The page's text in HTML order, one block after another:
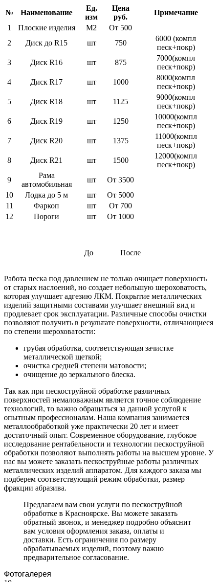
№ Наименование
Ед.
изм
Цена
руб.
Примечание
1
Плоские изделия М2
От 500
2
Диск до R15 шт 750
6000 (компл
песк+покр)
3
Диск R16 шт 875
7000(компл
песк+покр)
4
Диск R17 шт 1000
8000(компл
песк+покр)
5
Диск R18 шт 1125
9000(компл
песк+покр)
6
Диск R19 шт 1250
10000(компл
песк+покр)
7
Диск R20 шт 1375
11000(компл
песк+покр)
8
Диск R21 шт 1500
12000(компл
песк+покр)
9
Рама
автомобильная
шт
От 3500
10
Лодка до 5 м шт
От 5000
11
Фаркоп шт
От 700
12
Пороги шт От 1000
До После
Работа песка под давлением не только очищает поверхность
от старых наслоений, но создает небольшую шероховатость,
которая улучшает адгезию ЛКМ. Покрытие металлических
изделий защитными составами улучшает внешний вид и
продлевает срок эксплуатации. Различные способы очистки
позволяют получить в результате поверхности, отличающиеся
по степени шероховатости:
грубая обработка, соответствующая зачистке
металлической щеткой;
очистка средней степени матовости;
очищение до зеркального блеска.
Так как при пескоструйной обработке различных
поверхностей немаловажным является точное соблюдение
технологий, то важно обращаться за данной услугой к
опытным профессионалам. Наша компания занимается
металлообработкой уже практически 20 лет и имеет
достаточный опыт. Современное оборудование, глубокое
исследование рентабельности и технологии пескоструйной
обработки позволяют выполнять работы на высшем уровне. У
нас вы можете заказать пескоструйные работы различных
металлических изделий аппаратом. Для каждого заказа мы
подберем соответствующий режим обработки, размер
фракции абразива.
Предлагаем вам свои услуги по пескоструйной
обработке в Красноярске. Вы можете заказать
обратный звонок, и менеджер подробно объяснит
вам условия оформления заказа, оплаты и
доставки. Есть ограничения по размеру
обрабатываемых изделий, поэтому важно
предварительное согласование.
Фотогалерея